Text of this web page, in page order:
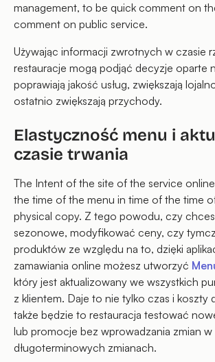
management, to be quick comment on
comment on public service.
Używając informacji zwrotnych w czasie
restauracje mogą podjąć decyzje oparte
poprawiają jakość usług, zwiększają
ostatnio zwiększają przychody.
Elastyczność menu i
czasie trwania
The Intent of the site of the service
the time of the menu in time of the time
physical copy. Z tego powodu, czy
sezonowe, modyfikować ceny, czy
produktów ze względu na to, dzięki
zamawiania online możesz utworzyć
który jest aktualizowany we wszystkich
z klientem. Daje to nie tylko czas i koszty
także będzie to restauracja testować
lub promocje bez wprowadzania zmian w
długoterminowych zmianach.